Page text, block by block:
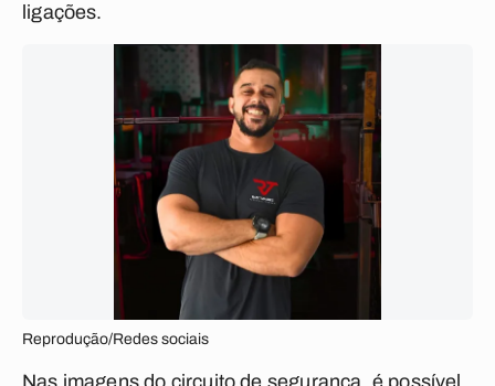
ligações.
Reprodução/Redes sociais
Nas imagens do circuito de segurança, é possível